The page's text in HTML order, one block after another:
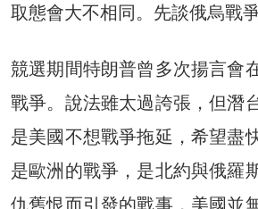
取態會大不相同。先談俄烏戰爭
競選期間特朗普曾多次揚言會
戰爭。說法雖太過誇張，但潛
是美國不想戰爭拖延，希望盡
是歐洲的戰爭，是北約與俄羅
仇舊恨而引發的戰事，美國並